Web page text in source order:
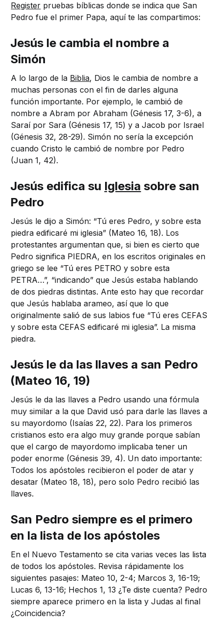
Register pruebas bíblicas donde se indica que San
Pedro fue el primer Papa, aquí te las compartimos:
Jesús le cambia el nombre a
Simón
A lo largo de la Biblia, Dios le cambia de nombre a
muchas personas con el fin de darles alguna
función importante. Por ejemplo, le cambió de
nombre a Abram por Abraham (Génesis 17, 3-6), a
Saraí por Sara (Génesis 17, 15) y a Jacob por Israel
(Génesis 32, 28-29). Simón no sería la excepción
cuando Cristo le cambió de nombre por Pedro
(Juan 1, 42).
Jesús edifica su Iglesia sobre san
Pedro
Jesús le dijo a Simón: “Tú eres Pedro, y sobre esta
piedra edificaré mi iglesia” (Mateo 16, 18). Los
protestantes argumentan que, si bien es cierto que
Pedro significa PIEDRA, en los escritos originales en
griego se lee “Tú eres PETRO y sobre esta
PETRA…”, “indicando” que Jesús estaba hablando
de dos piedras distintas. Ante esto hay que recordar
que Jesús hablaba arameo, así que lo que
originalmente salió de sus labios fue “Tú eres CEFAS
y sobre esta CEFAS edificaré mi iglesia”. La misma
piedra.
Jesús le da las llaves a san Pedro
(Mateo 16, 19)
Jesús le da las llaves a Pedro usando una fórmula
muy similar a la que David usó para darle las llaves a
su mayordomo (Isaías 22, 22). Para los primeros
cristianos esto era algo muy grande porque sabían
que el cargo de mayordomo implicaba tener un
poder enorme (Génesis 39, 4). Un dato importante:
Todos los apóstoles recibieron el poder de atar y
desatar (Mateo 18, 18), pero solo Pedro recibió las
llaves.
San Pedro siempre es el primero
en la lista de los apóstoles
En el Nuevo Testamento se cita varias veces las lista
de todos los apóstoles. Revisa rápidamente los
siguientes pasajes: Mateo 10, 2-4; Marcos 3, 16-19;
Lucas 6, 13-16; Hechos 1, 13 ¿Te diste cuenta? Pedro
siempre aparece primero en la lista y Judas al final
¿Coincidencia?